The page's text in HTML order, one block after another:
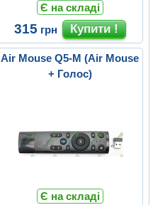
Є на складі
315 грн
Air Mouse Q5-M (Air Mouse
+ Голос)
Є на складі